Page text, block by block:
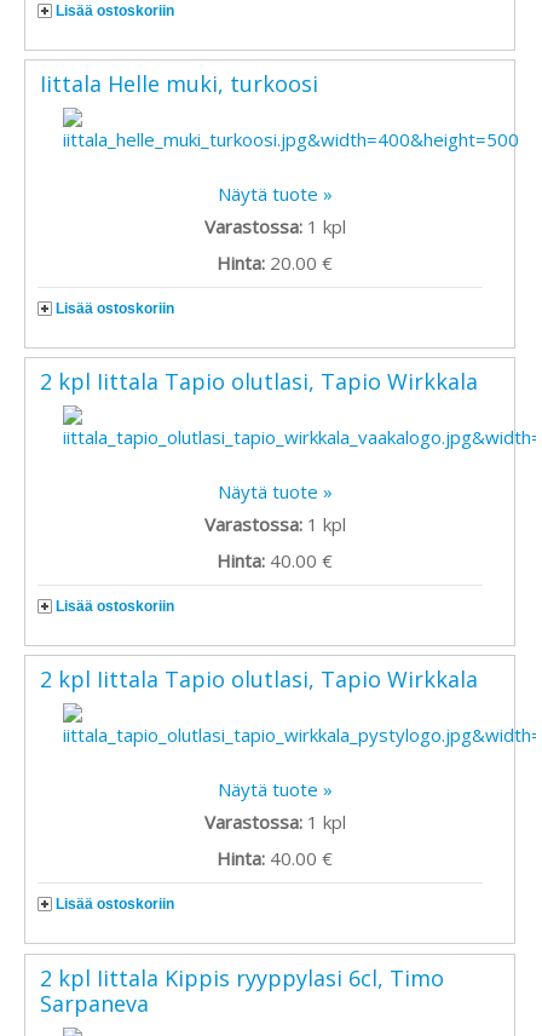
Lisää ostoskoriin
Iittala Helle muki, turkoosi
Näytä tuote »
Varastossa: 1 kpl
Hinta: 20.00 €
Lisää ostoskoriin
2 kpl Iittala Tapio olutlasi, Tapio Wirkkala
Näytä tuote »
Varastossa: 1 kpl
Hinta: 40.00 €
Lisää ostoskoriin
2 kpl Iittala Tapio olutlasi, Tapio Wirkkala
Näytä tuote »
Varastossa: 1 kpl
Hinta: 40.00 €
Lisää ostoskoriin
2 kpl Iittala Kippis ryyppylasi 6cl, Timo
Sarpaneva